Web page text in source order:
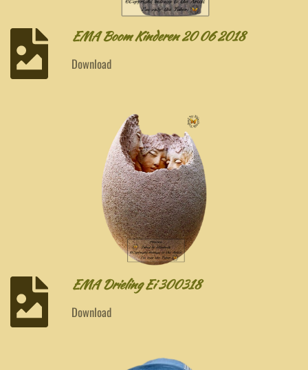
EMA Boom Kinderen 20 06 2018
Download
EMA Drieling Ei 300318
Download